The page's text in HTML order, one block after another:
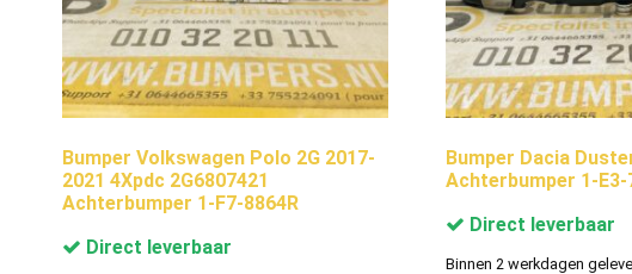
Bumper Volkswagen Polo 2G 2017-
2021 4Xpdc 2G6807421
Achterbumper 1-F7-8864R
Direct leverbaar
Bumper Dacia
Achterbumper 1-E3-
Direct leverbaar
Binnen 2 werkdagen